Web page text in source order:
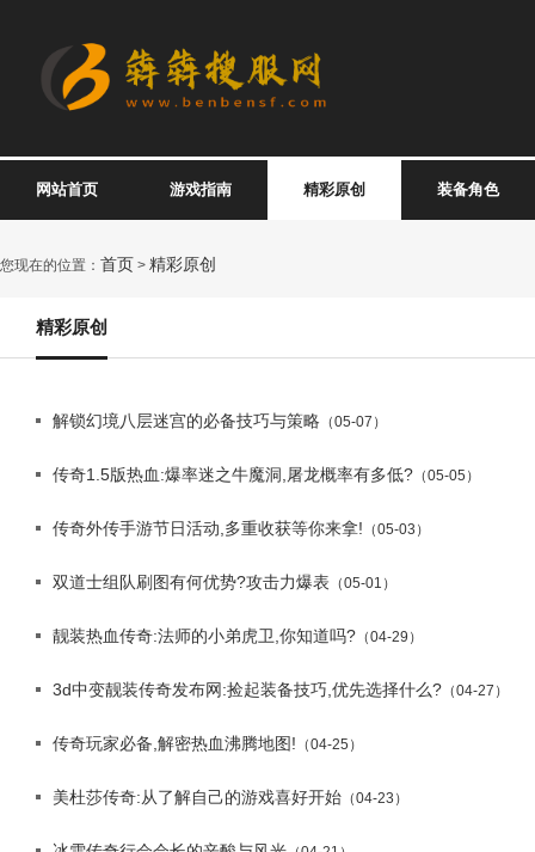
网站首页 游戏指南 精彩原创 装备角色
您现在的位置： 首页 > 精彩原创
精彩原创
解锁幻境八层迷宫的必备技巧与策略 （05-07）
传奇1.5版热血:爆率迷之牛魔洞,屠龙概率有多低? （05-05）
传奇外传手游节日活动,多重收获等你来拿! （05-03）
双道士组队刷图有何优势?攻击力爆表 （05-01）
靓装热血传奇:法师的小弟虎卫,你知道吗? （04-29）
3d中变靓装传奇发布网:捡起装备技巧,优先选择什么? （04-27）
传奇玩家必备,解密热血沸腾地图! （04-25）
美杜莎传奇:从了解自己的游戏喜好开始 （04-23）